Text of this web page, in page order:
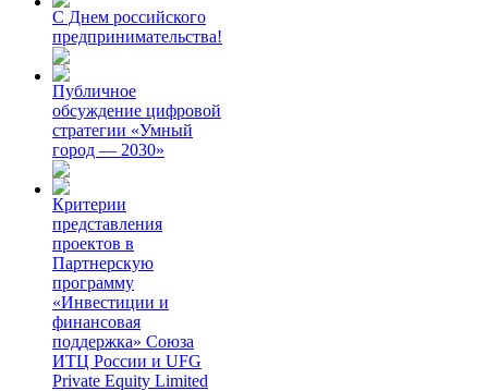
С Днем российского
предпринимательства!
Публичное
обсуждение цифровой
стратегии «Умный
город — 2030»
Критерии
представления
проектов в
Партнерскую
программу
«Инвестиции и
финансовая
поддержка» Союза
ИТЦ России и UFG
Private Equity Limited